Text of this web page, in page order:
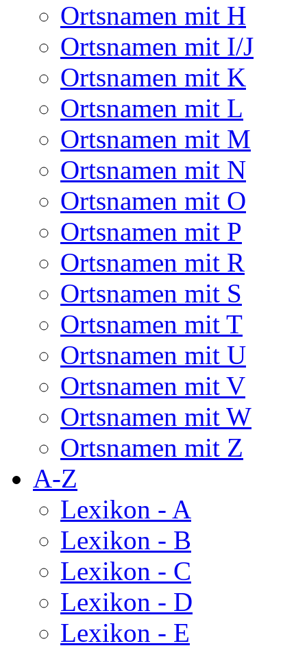
Ortsnamen mit H
Ortsnamen mit I/J
Ortsnamen mit K
Ortsnamen mit L
Ortsnamen mit M
Ortsnamen mit N
Ortsnamen mit O
Ortsnamen mit P
Ortsnamen mit R
Ortsnamen mit S
Ortsnamen mit T
Ortsnamen mit U
Ortsnamen mit V
Ortsnamen mit W
Ortsnamen mit Z
A-Z
Lexikon - A
Lexikon - B
Lexikon - C
Lexikon - D
Lexikon - E